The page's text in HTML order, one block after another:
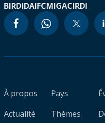
BIRDIDAIFCMIGACIRDI
À propos
Actualité
Pays
Thèmes